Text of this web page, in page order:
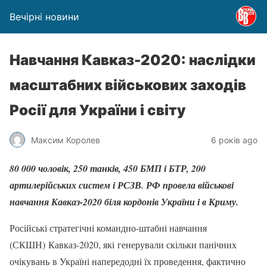
Вечірні новини
Навчання Кавказ-2020: наслідки
масштабних військових заходів
Росії для України і світу
Максим Королев 6 років ago
80 000 чоловік, 250 танків, 450 БМП і БТР, 200
артилерійських систем і РСЗВ. РФ провела військові
навчання Кавказ-2020 біля кордонів України і в Криму.
Російські стратегічні командно-штабні навчання
(СКШН) Кавказ-2020, які генерували скільки панічних
очікувань в Україні напередодні їх проведення, фактично